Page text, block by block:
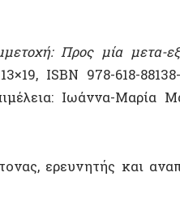
Ιωάννα-Μαρία
ερευνητής και